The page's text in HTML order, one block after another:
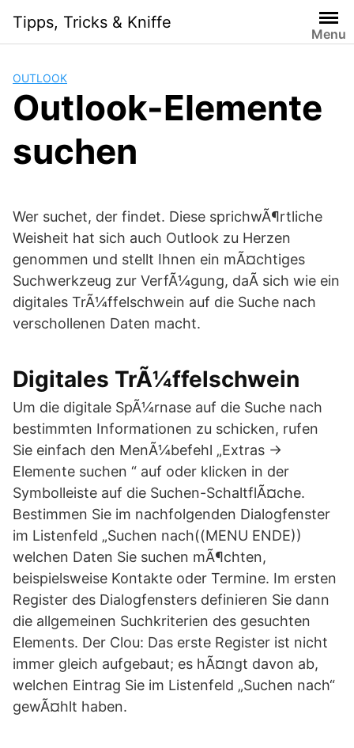
content
Tipps, Tricks & Kniffe
Menu
OUTLOOK
Outlook-Elemente
suchen
Wer suchet, der findet. Diese sprichwÃ¶rtliche
Weisheit hat sich auch Outlook zu Herzen
genommen und stellt Ihnen ein mÃ¤chtiges
Suchwerkzeug zur VerfÃ¼gung, daÃ sich wie ein
digitales TrÃ¼ffelschwein auf die Suche nach
verschollenen Daten macht.
Digitales TrÃ¼ffelschwein
Um die digitale SpÃ¼rnase auf die Suche nach
bestimmten Informationen zu schicken, rufen
Sie einfach den MenÃ¼befehl „Extras ->
Elemente suchen “ auf oder klicken in der
Symbolleiste auf die Suchen-SchaltflÃ¤che.
Bestimmen Sie im nachfolgenden Dialogfenster
im Listenfeld „Suchen nach((MENU ENDE))
welchen Daten Sie suchen mÃ¶chten,
beispielsweise Kontakte oder Termine. Im ersten
Register des Dialogfensters definieren Sie dann
die allgemeinen Suchkriterien des gesuchten
Elements. Der Clou: Das erste Register ist nicht
immer gleich aufgebaut; es hÃ¤ngt davon ab,
welchen Eintrag Sie im Listenfeld „Suchen nach“
gewÃ¤hlt haben.